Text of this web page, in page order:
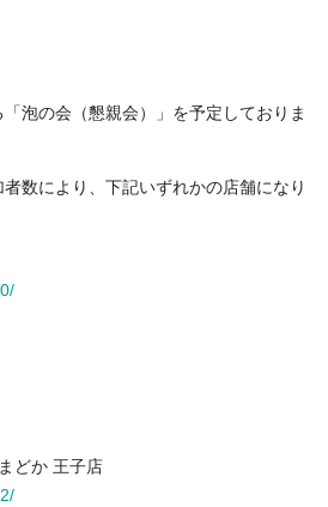
泡の会（懇親会）」を予定しておりま
数により、下記いずれかの店舗になり
どか 王子店